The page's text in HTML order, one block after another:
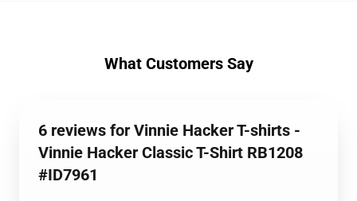
What Customers Say
6 reviews for Vinnie Hacker T-shirts -
Vinnie Hacker Classic T-Shirt RB1208
#ID7961